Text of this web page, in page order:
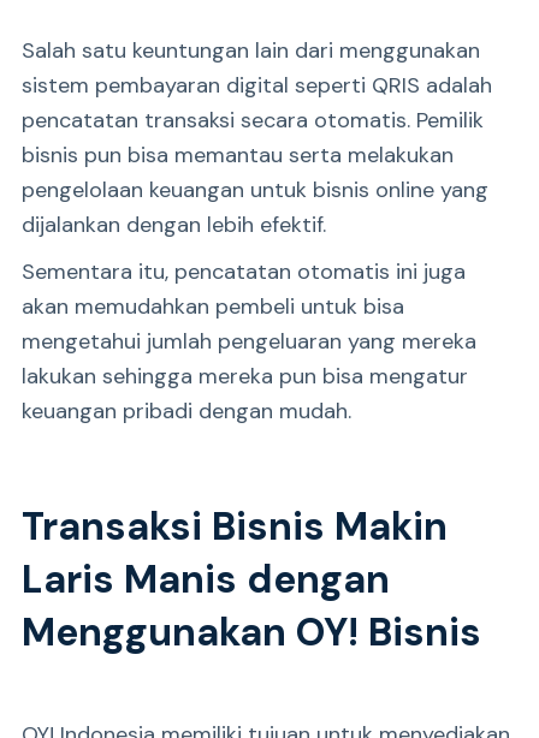
Salah satu keuntungan lain dari menggunakan
sistem pembayaran digital seperti QRIS adalah
pencatatan transaksi secara otomatis. Pemilik
bisnis pun bisa memantau serta melakukan
pengelolaan keuangan untuk bisnis online yang
dijalankan dengan lebih efektif.
Sementara itu, pencatatan otomatis ini juga
akan memudahkan pembeli untuk bisa
mengetahui jumlah pengeluaran yang mereka
lakukan sehingga mereka pun bisa mengatur
keuangan pribadi dengan mudah.
Transaksi Bisnis Makin
Laris Manis dengan
Menggunakan OY! Bisnis